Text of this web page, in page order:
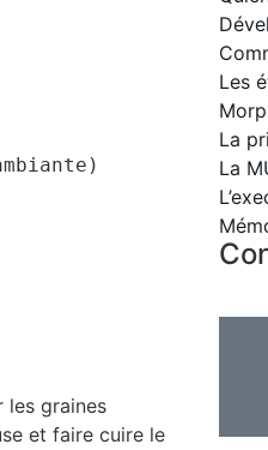
les graines
et faire cuire le
Les
La
La